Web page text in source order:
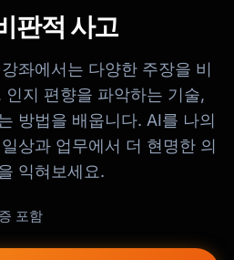
판적 사고
좌에서는 다양한 주장을 비
지 편향을 파악하는 기술,
방법을 배웁니다. AI를 나의
상과 업무에서 더 현명한 의
익혀보세요.
포함